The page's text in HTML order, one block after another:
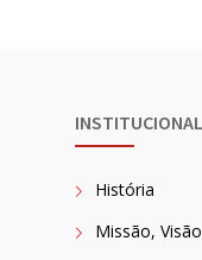
INSTITUCIONAL
História
Missão,